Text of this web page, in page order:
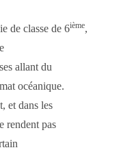
de classe de 6ième,
allant du
océanique.
et dans les
rendent pas